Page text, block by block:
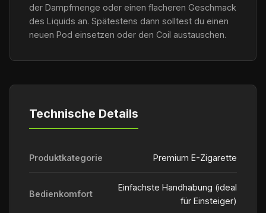
der Dampfmenge oder einen flacheren Geschmack
des Liquids an. Spätestens dann solltest du einen
neuen Pod einsetzen oder den Coil austauschen.
Technische Details
Produktkategorie Premium E-Zigarette
Bedienkomfort
Einfachste Handhabung (ideal
für Einsteiger)